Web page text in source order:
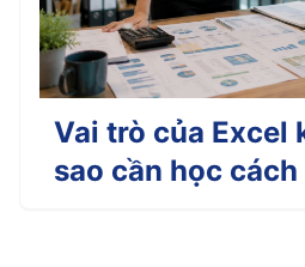
Vai trò của Excel
sao cần học